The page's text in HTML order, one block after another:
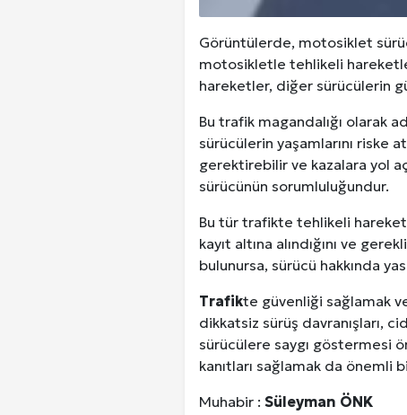
Görüntülerde, motosiklet
motosikletle tehlikeli
hareketler, diğer sürücülerin
Bu trafik magandalığı olarak
sürücülerin yaşamlarını riske
gerektirebilir ve kazalara yol
sürücünün sorumluluğundur.
Bu tür trafikte tehlikeli
kayıt altına alındığını ve
bulunursa, sürücü hakkında
Trafikte güvenliği sağlamak
dikkatsiz sürüş davranışları,
sürücülere saygı göstermesi
kanıtları sağlamak da önemli
Muhabir : Süleyman ÖNK